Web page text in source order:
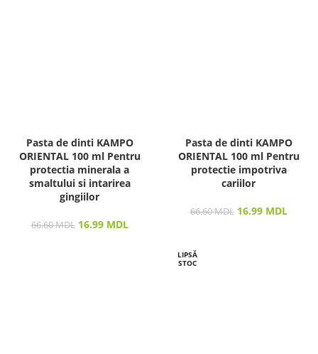
Pasta de dinti KAMPO
ORIENTAL 100 ml Pentru
protectia minerala a
smaltului si intarirea
gingiilor
66.60MDL 16.99 MDL
Pasta de dinti KAMPO
ORIENTAL 100 ml Pentru
protectie impotriva
cariilor
66.60MDL 16.99 MDL
LIPSĂ
STOC